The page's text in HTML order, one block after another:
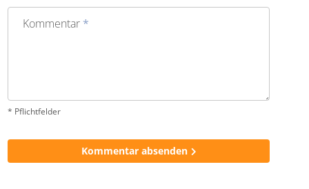
Kommentar *
* Pflichtfelder
Kommentar absenden